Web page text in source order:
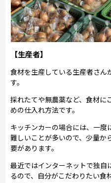
【生産者】
食材を生産している生産者さん
す。
採れたてや無農薬など、食材に
めの仕入れ方法です。
キッチンカーの場合には、一度
難しいことが多いので、少量か
要があります。
最近ではインターネットで独自
るので、自分がこだわりたい食